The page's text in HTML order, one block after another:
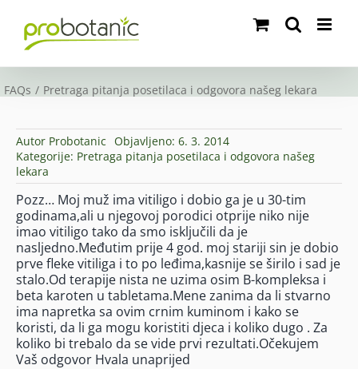
content
FAQs Pretraga pitanja posetilaca i odgovora našeg lekara
Autor Probotanic Objavljeno: 6. 3. 2014
Kategorije: Pretraga pitanja posetilaca i odgovora našeg
lekara
Pozz… Moj muž ima vitiligo i dobio ga je u 30-tim
godinama,ali u njegovoj porodici otprije niko nije
imao vitiligo tako da smo isključili da je
nasljedno.Međutim prije 4 god. moj stariji sin je dobio
prve fleke vitiliga i to po leđima,kasnije se širilo i sad je
stalo.Od terapije nista ne uzima osim B-kompleksa i
beta karoten u tabletama.Mene zanima da li stvarno
ima napretka sa ovim crnim kuminom i kako se
koristi, da li ga mogu koristiti djeca i koliko dugo . Za
koliko bi trebalo da se vide prvi rezultati.Očekujem
Vaš odgovor Hvala unaprijed